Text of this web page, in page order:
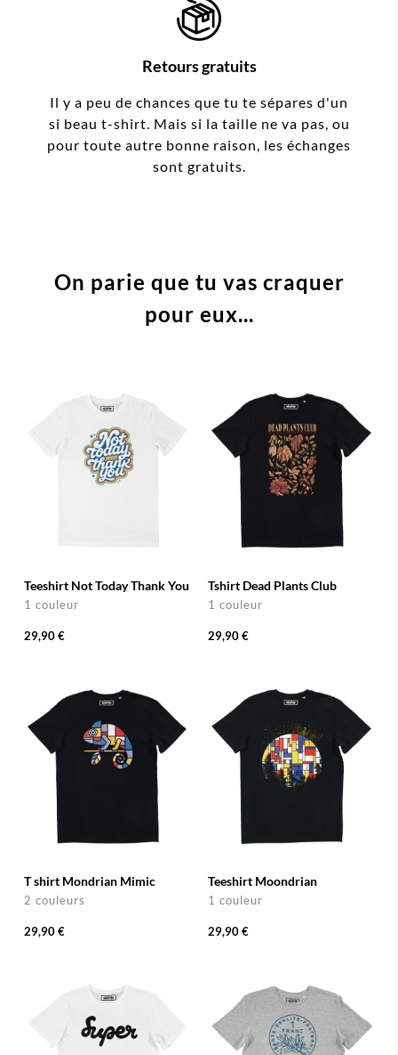
Retours gratuits
Il y a peu de chances que tu te sépares d'un
si beau t-shirt. Mais si la taille ne va pas, ou
pour toute autre bonne raison, les échanges
sont gratuits.
On parie que tu vas craquer
pour eux...
Teeshirt Not Today Thank You
1 couleur
29,90 €
Tshirt Dead Plants Club
1 couleur
29,90 €
T shirt Mondrian Mimic
2 couleurs
29,90 €
Teeshirt Moondrian
1 couleur
29,90 €